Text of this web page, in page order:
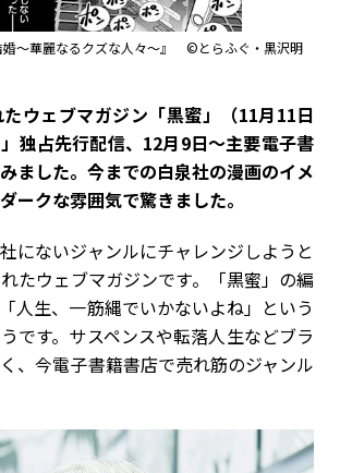
～華麗なるクズな人々～』 ©とらふぐ・黒沢明
たウェブマガジン「黒蜜」（11月11日
独占先行配信、12月9日～主要電子書
ました。今までの白泉社の漫画のイメ
ークな雰囲気で驚きました。
にないジャンルにチャレンジしようと
たウェブマガジンです。「黒蜜」の編
人生、一筋縄でいかないよね」という
です。サスペンスや転落人生などブラ
、今電子書籍書店で売れ筋のジャンル